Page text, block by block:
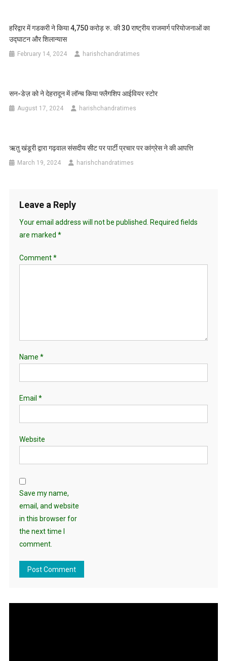
हरिद्वार में गडकरी ने किया 4,750 करोड़ रु. की 30 राष्ट्रीय राजमार्ग परियोजनाओं का
उद्घाटन और शिलान्यास
February 14, 2024 harishchandratimes
सन-डेज़ को ने देहरादून में लॉन्च किया फ्लैगशिप आईवियर स्टोर
August 17, 2024 harishchandratimes
ऋतु खंडूरी द्वारा गढ़वाल संसदीय सीट पर पार्टी प्रचार पर कांग्रेस ने की आपत्ति
March 19, 2024 harishchandratimes
Leave a Reply
Your email address will not be published. Required fields
are marked *
Comment*
Name *
Email *
Website
Save my name,
email, and website
in this browser for
the next time I
comment.